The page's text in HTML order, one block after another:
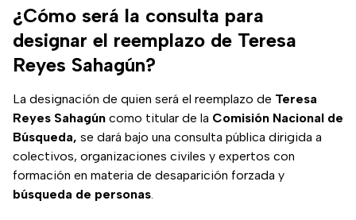
eliminación del perfil
falso en Facebook.
¿Cómo será la consulta para
designar el reemplazo de Teresa
Reyes Sahagún?
La designación de quien será el reemplazo de Teresa
Reyes Sahagún como titular de la Comisión Nacional de
Búsqueda, se dará bajo una consulta pública dirigida a
colectivos, organizaciones civiles y expertos con
formación en materia de desaparición forzada y
búsqueda de personas.